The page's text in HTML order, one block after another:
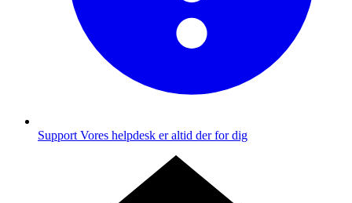
Support Vores helpdesk er altid der for dig